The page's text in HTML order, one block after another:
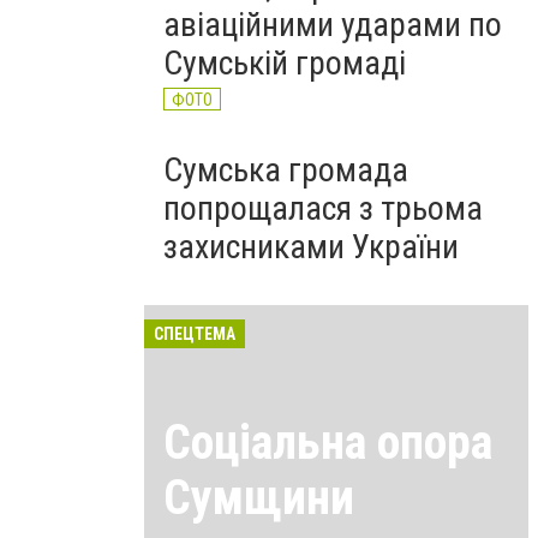
авіаційними ударами по
Сумській громаді
ФОТО
Сумська громада
попрощалася з трьома
захисниками України
СПЕЦТЕМА
Соціальна опора
Сумщини